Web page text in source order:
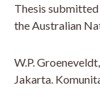
Thesis
the Australian
W.P.
Jakarta.